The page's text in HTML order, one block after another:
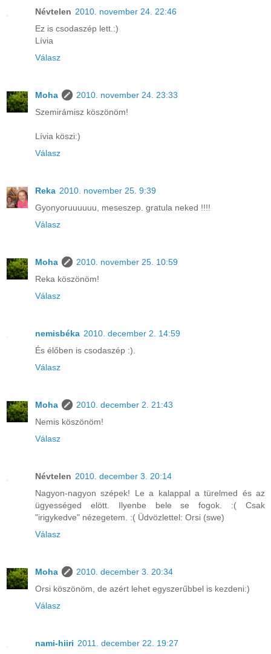
Névtelen 2010. november 24. 22:46
Ez is csodaszép lett.:)
Lívia
Válasz
Moha
2010. november 24. 23:33
Szemirámisz köszönöm!
Lívia köszi:)
Válasz
Reka 2010. november 25. 9:39
Gyonyoruuuuuu, meseszep. gratula neked !!!!
Válasz
Moha
2010. november 25. 10:59
Reka köszönöm!
Válasz
nemisbéka 2010. december 2. 14:59
És élőben is csodaszép :).
Válasz
Moha
2010. december 2. 21:43
Nemis köszönöm!
Válasz
Névtelen 2010. december 3. 20:14
Nagyon-nagyon szépek! Le a kalappal a türelmed és az
ügyességed elött. Ilyenbe bele se fogok. :( Csak
"irigykedve" nézegetem. :( Üdvözlettel: Orsi (swe)
Válasz
Moha
2010. december 3. 20:34
Orsi köszönöm, de azért lehet egyszerűbbel is kezdeni:)
Válasz
nami-hiiri 2011. december 22. 19:27